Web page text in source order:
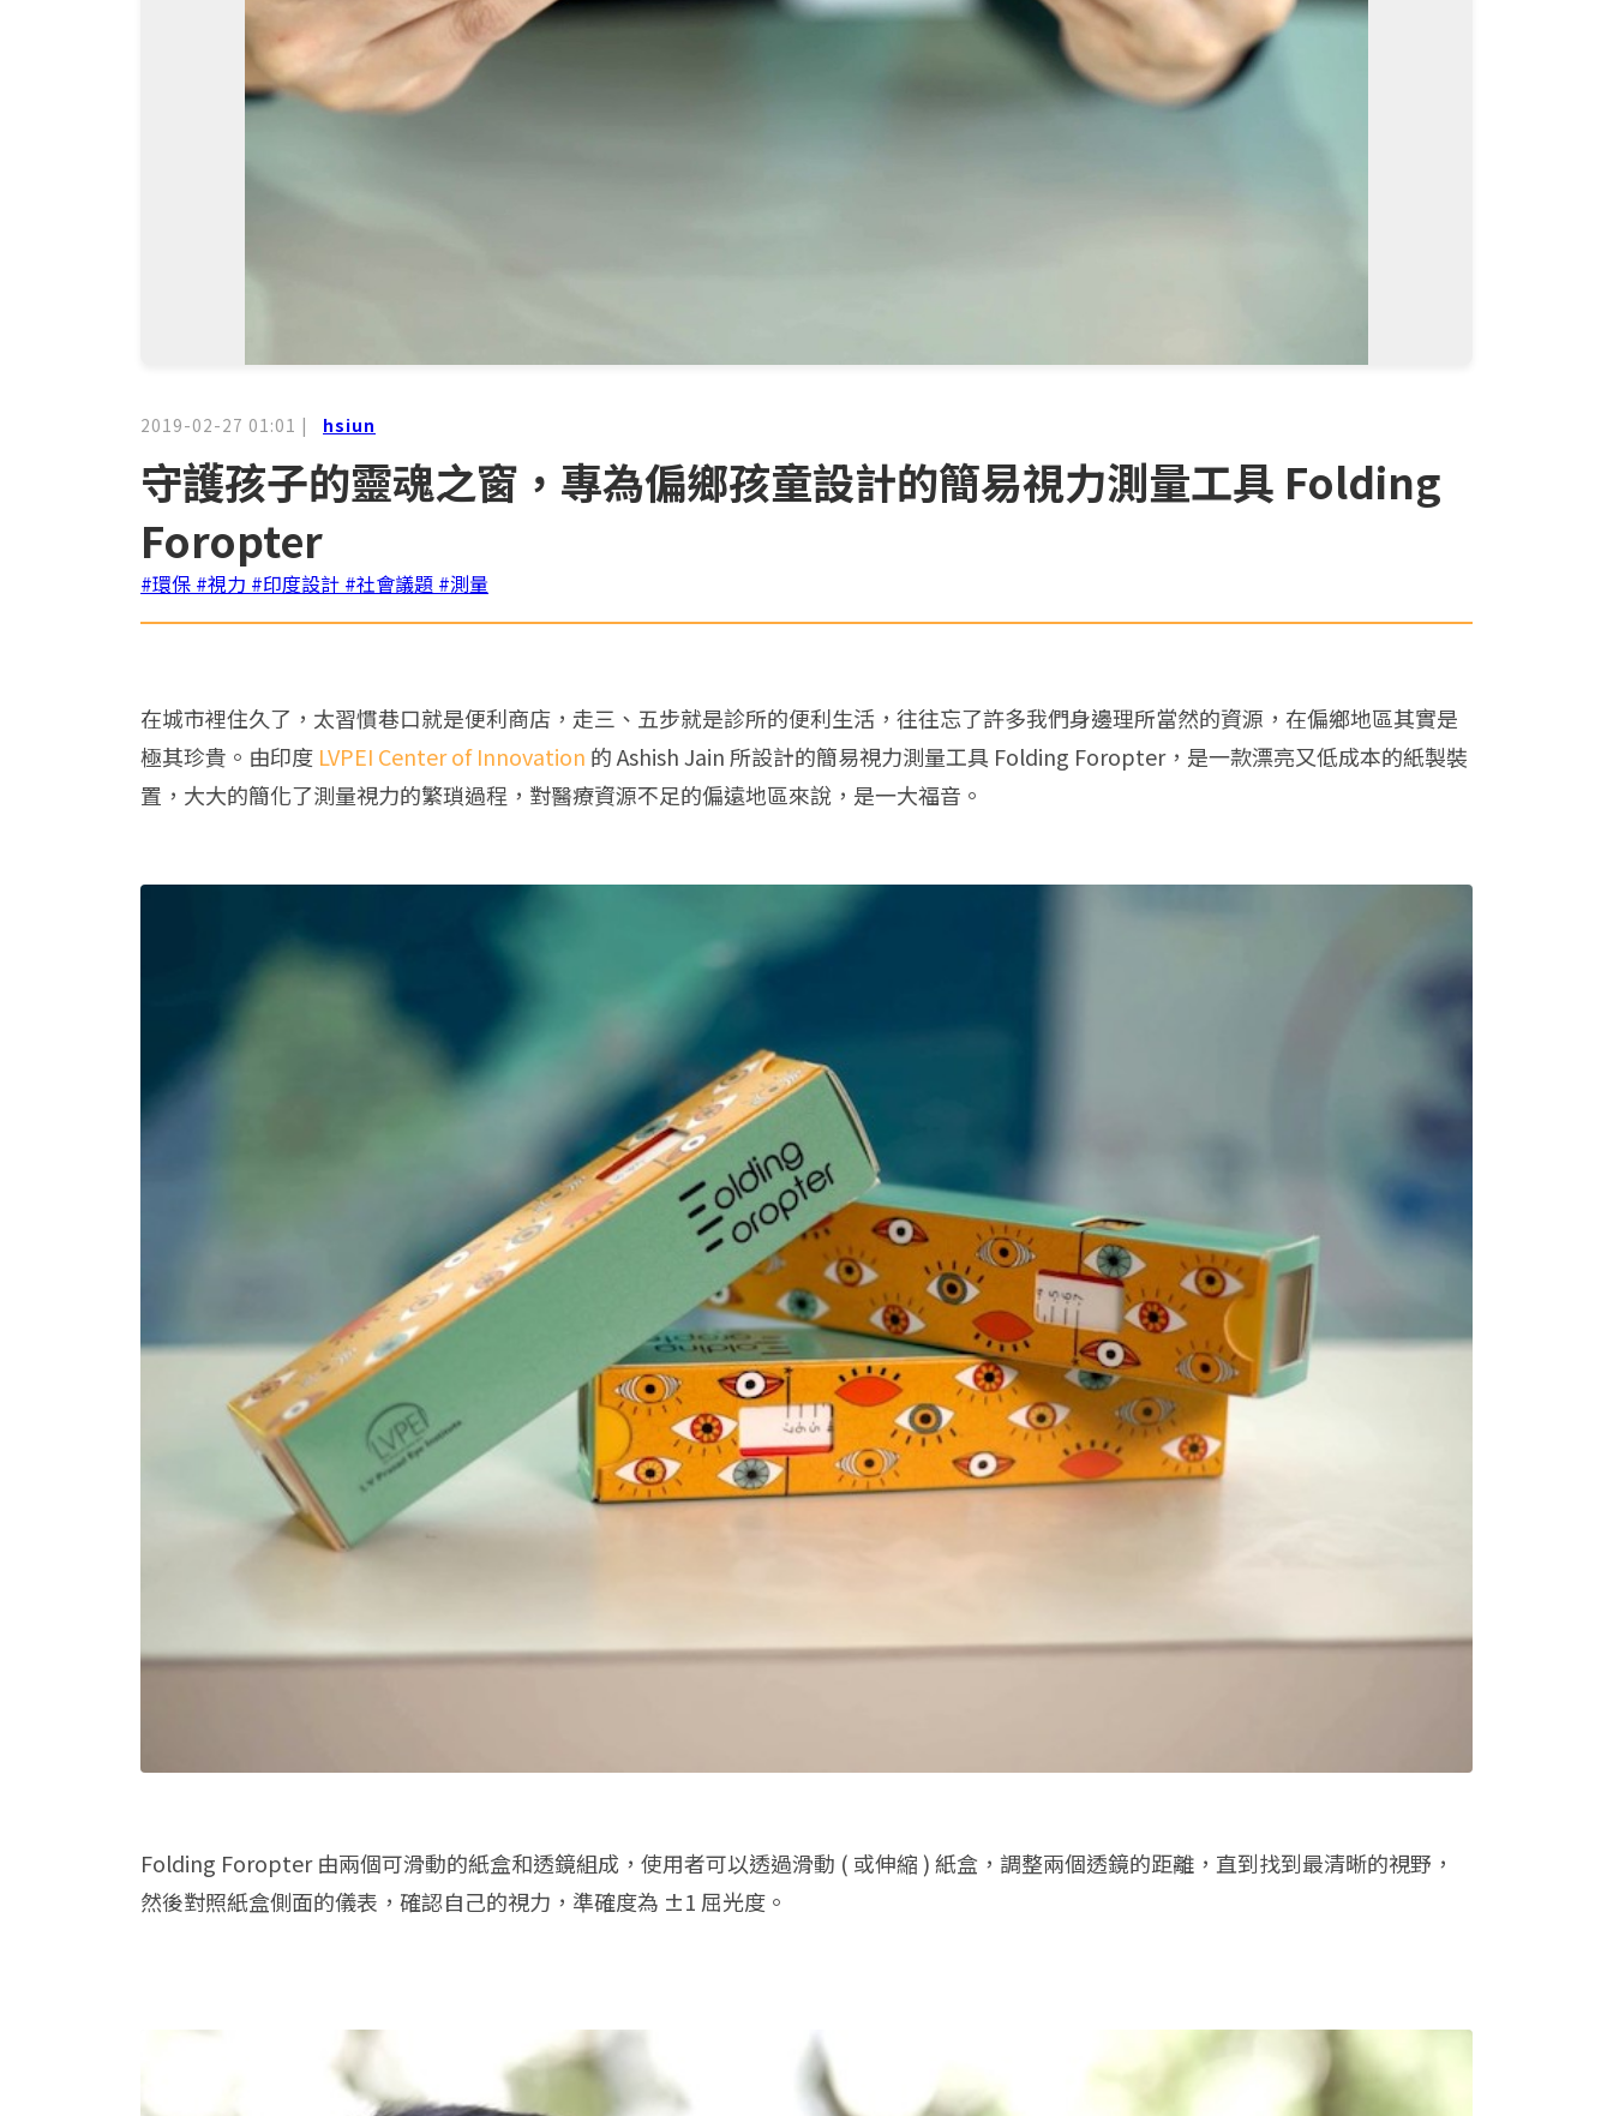
2019-02-27 01:01 | hsiun
守護孩子的靈魂之窗，專為偏鄉孩童設計的簡易視力測量工具 Folding
Foropter
#環保 #視力 #印度設計 #社會議題 #測量
在城市裡住久了，太習慣巷口就是便利商店，走三、五步就是診所的便利生活，往往忘了許多我們身邊理所當然的資源，在偏鄉地區其實是
極其珍貴。由印度 LVPEI Center of Innovation 的 Ashish Jain 所設計的簡易視力測量工具 Folding Foropter，是一款漂亮又低成本的紙製裝
置，大大的簡化了測量視力的繁瑣過程，對醫療資源不足的偏遠地區來說，是一大福音。
Folding Foropter 由兩個可滑動的紙盒和透鏡組成，使用者可以透過滑動 ( 或伸縮 ) 紙盒，調整兩個透鏡的距離，直到找到最清晰的視野，
然後對照紙盒側面的儀表，確認自己的視力，準確度為 ±1 屈光度。